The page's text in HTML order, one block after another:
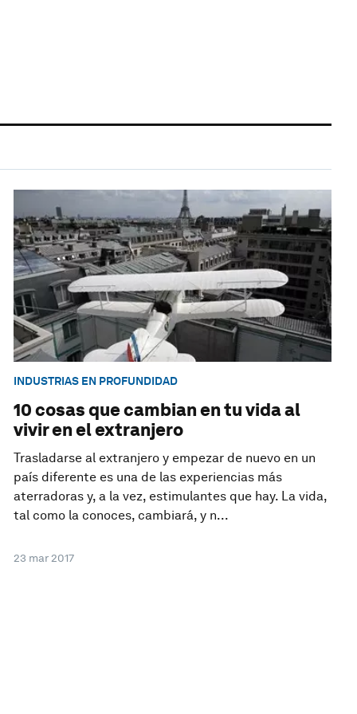
INDUSTRIAS EN PROFUNDIDAD
10 cosas que cambian en tu vida al
vivir en el extranjero
Trasladarse al extranjero y empezar de nuevo en un
país diferente es una de las experiencias más
aterradoras y, a la vez, estimulantes que hay. La vida,
tal como la conoces, cambiará, y n...
23 mar 2017